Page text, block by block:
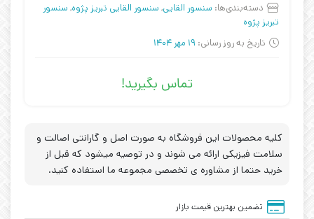
دسته‌بندی‌ها: سنسور القایی, سنسور القایی تبریز پژوه, سنسور
تبریز پژوه
تاریخ به روز رسانی: 19 مهر 1404
تماس بگیرید!
کلیه محصولات این فروشگاه به صورت اصل و گارانتی اصالت و
سلامت فیزیکی ارائه می شوند و در توصیه میشود که قبل از
خرید حتما از مشاوره ی تخصصی مجموعه ما استفاده کنید.
تضمین بهترین قیمت بازار